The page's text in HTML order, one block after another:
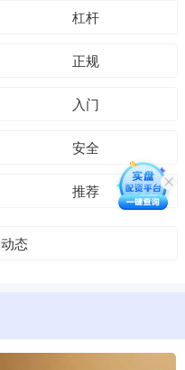
杠杆
正规
入门
安全
推荐
态